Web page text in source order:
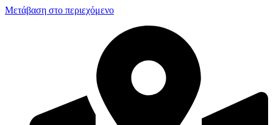
Μετάβαση στο περιεχόμενο